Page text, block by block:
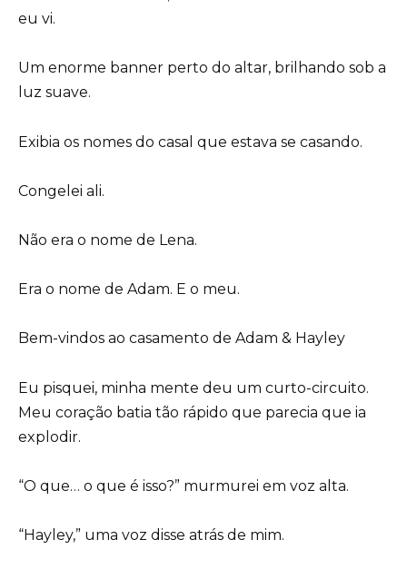
eu vi.
Um enorme banner perto do altar, brilhando sob a
luz suave.
Exibia os nomes do casal que estava se casando.
Congelei ali.
Não era o nome de Lena.
Era o nome de Adam. E o meu.
Bem-vindos ao casamento de Adam & Hayley
Eu pisquei, minha mente deu um curto-circuito.
Meu coração batia tão rápido que parecia que ia
explodir.
“O que… o que é isso?” murmurei em voz alta.
“Hayley,” uma voz disse atrás de mim.